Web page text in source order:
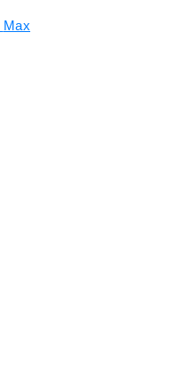
Max